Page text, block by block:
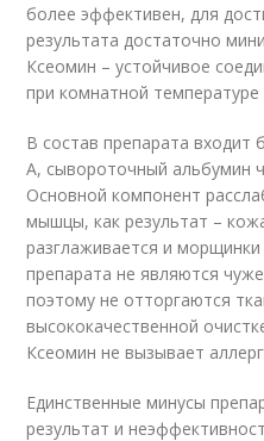
более эффективен, для
результата достаточно
Ксеомин – устойчивое
при комнатной
В состав препарата входит
А, сывороточный альбумин
Основной компонент
мышцы, как результат –
разглаживается и
препарата не являются
поэтому не отторгаются
высококачественной
Ксеомин не вызывает
Единственные минусы
результат и